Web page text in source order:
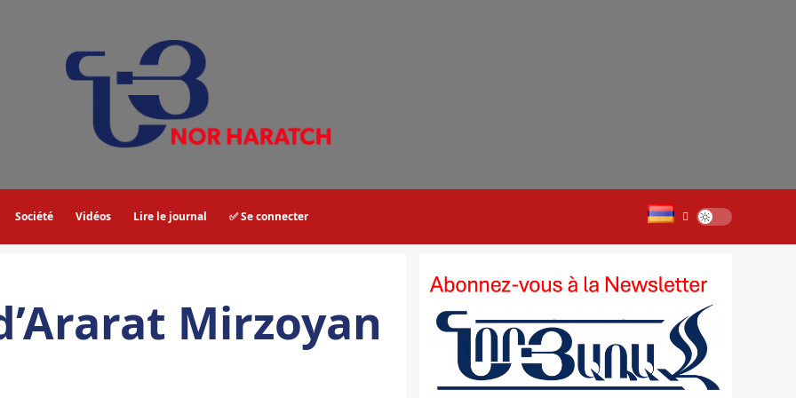
Société Vidéos Lire le journal ✅ Se connecter
Mirzoyan